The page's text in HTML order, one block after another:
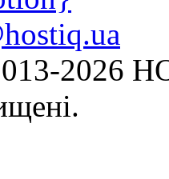
2026